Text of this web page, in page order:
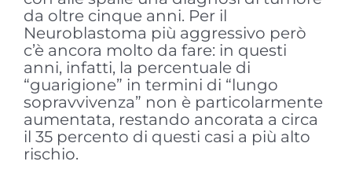
da oltre cinque anni. Per il
Neuroblastoma più aggressivo però
c’è ancora molto da fare: in questi
anni, infatti, la percentuale di
“guarigione” in termini di “lungo
sopravvivenza” non è particolarmente
aumentata, restando ancorata a circa
il 35 percento di questi casi a più alto
rischio.